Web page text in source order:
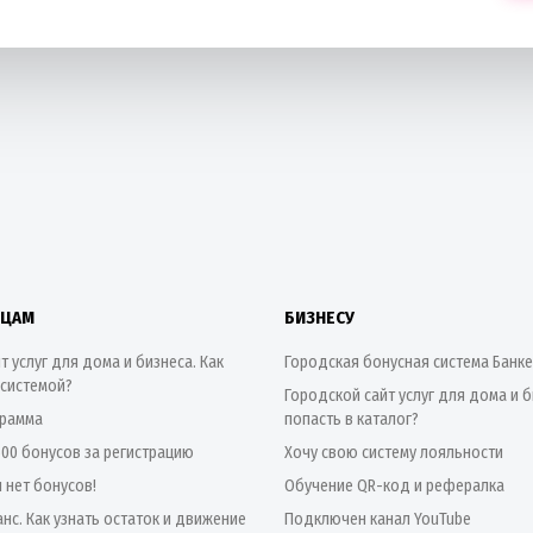
услуг для дома и бизнеса. Как
бонусов за регистрацию
бонусов!
Как узнать остаток и движение
БИЗНЕСУ
Городская бонусная система
Городской сайт услуг для дома и
попасть в каталог?
Хочу свою систему лояльности
Обучение QR-код и рефералка
Подключен канал YouTube